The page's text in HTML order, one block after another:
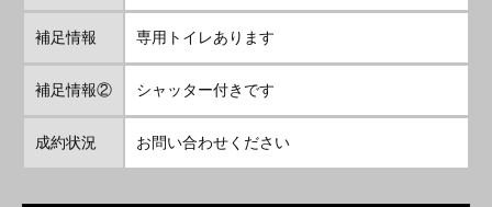
補足情報 専用トイレあります
補足情報② シャッター付きです
成約状況 お問い合わせください